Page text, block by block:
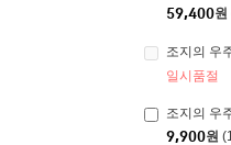
59,400원
조지의 우
일시품절
조지의 우
9,900원